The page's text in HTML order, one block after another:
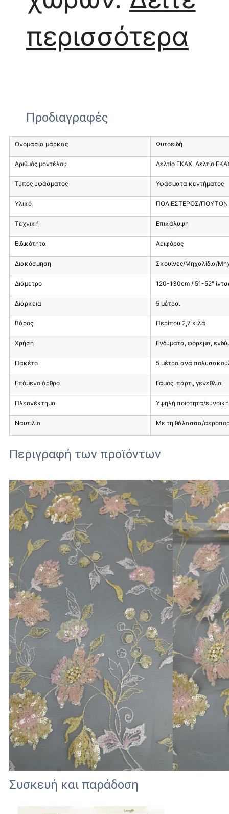
περισσότερα
Προδιαγραφές
Ονομασία μάρκας Φυτοειδή
Αριθμός μοντέλου Δελτίο ΕΚΑΧ, Δελτίο
Τύπος υφάσματος Υφάσματα κεντήματος
Υλικό ΠΟΛΙΕΣΤΕΡΟΣ/ΠΟΥΤΟΝ
Τεχνική Επικάλυψη
Ειδικότητα Αειφόρος
Διακόσμηση Σκουίνες/Μηχαλίδια/
Διάμετρο 120-130cm / 51-52"
Διάρκεια 5 μέτρα.
Βάρος Περίπου 2,7 κιλά
Χρήση Ενδύματα, φόρεμα,
Πακέτο 5 μέτρα ανά
Επόμενο άρθρο Γάμος, πάρτι, γενέθλια
Πλεονέκτημα Υψηλή ποιότητα/
Ναυτιλία Με τη θάλασσα/
Περιγραφή των προϊόντων
Συσκευή και παράδοση